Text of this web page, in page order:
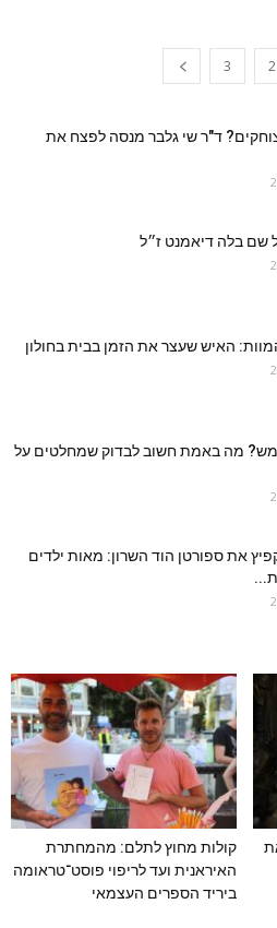
2
3
ד"ר שי גלבר מנסה לפצח את
שם בלה דיאמנט ז״ל
האיש שעצר את הזמן בבית בחולון
מה באמת חשוב לבדוק שמחלטים על
את ספורטן הוד השרון: מאות ילדים
קולות מחוץ לתלם: מהמחתרת
האיראנית ועד לריפוי פוסט־טראומה
ביריד הספרים העצמאי